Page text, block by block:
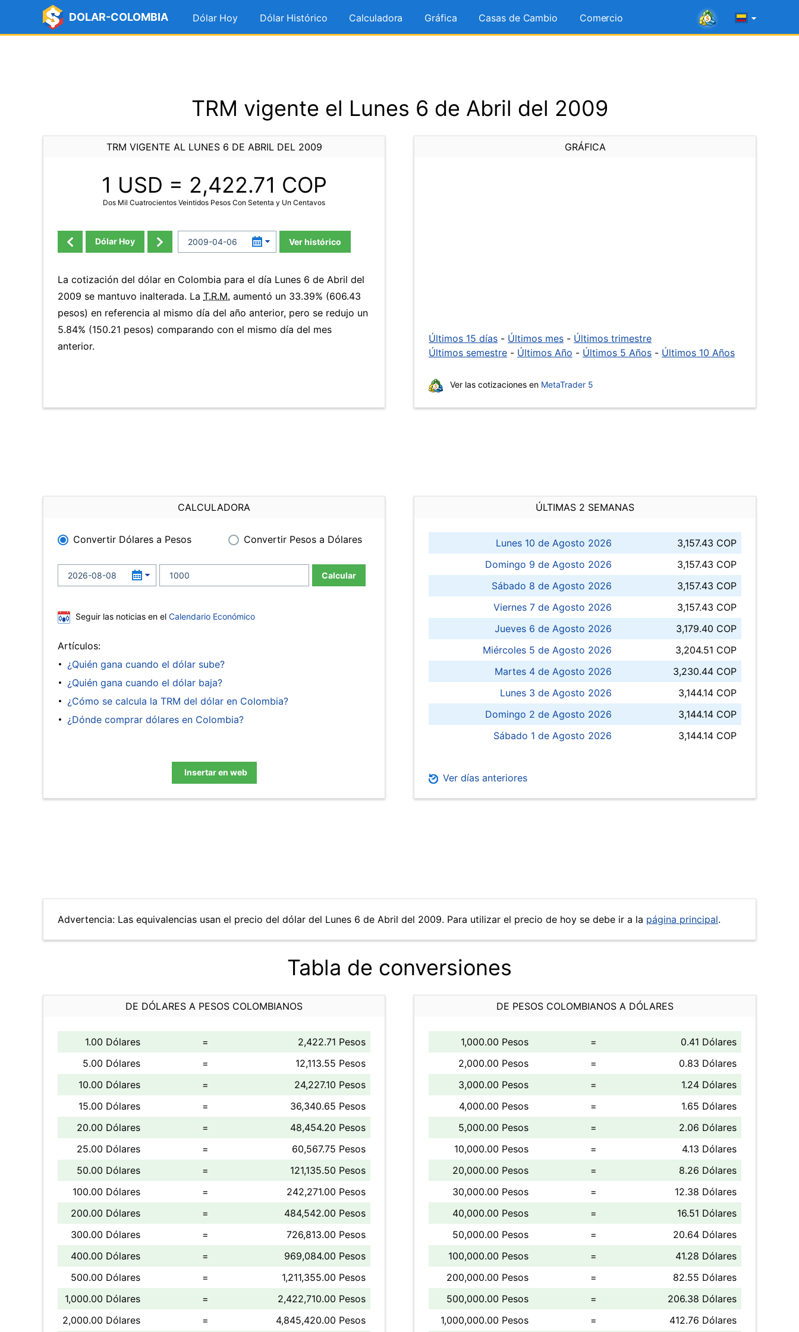
DOLAR-COLOMBIA Dólar Hoy Dólar Histórico Calculadora Gráfica Casas de Cambio Comercio
TRM vigente el Lunes 6 de Abril del 2009
TRM VIGENTE AL LUNES 6 DE ABRIL DEL 2009
1 USD = 2,422.71 COP
Dos Mil Cuatrocientos Veintidos Pesos Con Setenta y Un Centavos
Dólar Hoy Ver histórico
La cotización del dólar en Colombia para el día Lunes 6 de Abril del
2009 se mantuvo inalterada. La T.R.M. aumentó un 33.39% (606.43
pesos) en referencia al mismo día del año anterior, pero se redujo un
5.84% (150.21 pesos) comparando con el mismo día del mes
anterior.
GRÁFICA
Últimos 15 días - Últimos mes - Últimos trimestre
Últimos semestre - Últimos Año - Últimos 5 Años - Últimos 10 Años
Ver las cotizaciones en MetaTrader 5
CALCULADORA
Convertir Dólares a Pesos Convertir Pesos a Dólares
Calcular
Seguir las noticias en el Calendario Económico
Artículos:
¿Quién gana cuando el dólar sube?
¿Quién gana cuando el dólar baja?
¿Cómo se calcula la TRM del dólar en Colombia?
¿Dónde comprar dólares en Colombia?
Insertar en web
ÚLTIMAS 2 SEMANAS
Lunes 10 de Agosto 2026
3,157.43 COP
Domingo 9 de Agosto 2026
3,157.43 COP
Sábado 8 de Agosto 2026
3,157.43 COP
Viernes 7 de Agosto 2026
3,157.43 COP
Jueves 6 de Agosto 2026
3,179.40 COP
Miércoles 5 de Agosto 2026
3,204.51 COP
Martes 4 de Agosto 2026
3,230.44 COP
Lunes 3 de Agosto 2026
3,144.14 COP
Domingo 2 de Agosto 2026
3,144.14 COP
Sábado 1 de Agosto 2026
3,144.14 COP
Ver días anteriores
Advertencia: Las equivalencias usan el precio del dólar del Lunes 6 de Abril del 2009. Para utilizar el precio de hoy se debe ir a la página principal.
Tabla de conversiones
DE DÓLARES A PESOS COLOMBIANOS
1.00 Dólares =
2,422.71 Pesos
5.00 Dólares
=
12,113.55 Pesos
10.00 Dólares
=
24,227.10 Pesos
15.00 Dólares
=
36,340.65 Pesos
20.00 Dólares
=
48,454.20 Pesos
25.00 Dólares
=
60,567.75 Pesos
50.00 Dólares
=
121,135.50 Pesos
100.00 Dólares
=
242,271.00 Pesos
200.00 Dólares
=
484,542.00 Pesos
300.00 Dólares
=
726,813.00 Pesos
400.00 Dólares
=
969,084.00 Pesos
500.00 Dólares
=
1,211,355.00 Pesos
1,000.00 Dólares
=
2,422,710.00 Pesos
2,000.00 Dólares
= 4,845,420.00 Pesos
DE PESOS COLOMBIANOS A DÓLARES
1,000.00 Pesos =
0.41 Dólares
2,000.00 Pesos
=
0.83 Dólares
3,000.00 Pesos
=
1.24 Dólares
4,000.00 Pesos
=
1.65 Dólares
5,000.00 Pesos
=
2.06 Dólares
10,000.00 Pesos
=
4.13 Dólares
20,000.00 Pesos
=
8.26 Dólares
30,000.00 Pesos
=
12.38 Dólares
40,000.00 Pesos
=
16.51 Dólares
50,000.00 Pesos
=
20.64 Dólares
100,000.00 Pesos
=
41.28 Dólares
200,000.00 Pesos
=
82.55 Dólares
500,000.00 Pesos
=
206.38 Dólares
1,000,000.00 Pesos
= 412.76 Dólares